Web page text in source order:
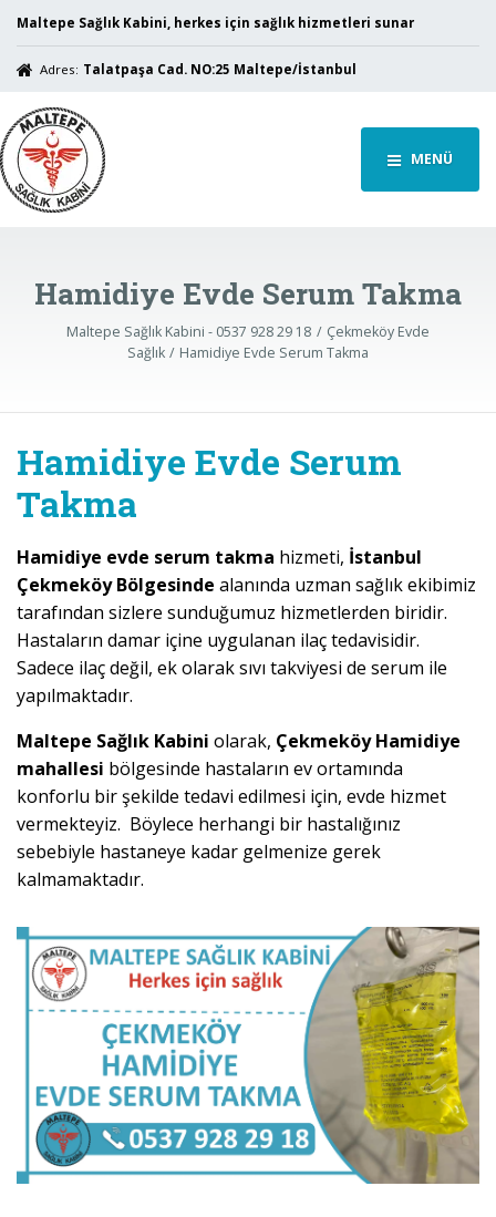
Maltepe Sağlık Kabini, herkes için sağlık hizmetleri sunar
Adres: Talatpaşa Cad. NO:25 Maltepe/İstanbul
MENÜ
Hamidiye Evde Serum Takma
Maltepe Sağlık Kabini - 0537 928 29 18
Çekmeköy Evde
Sağlık
Hamidiye Evde Serum Takma
Hamidiye Evde Serum
Takma
Hamidiye evde serum takma hizmeti, İstanbul
Çekmeköy Bölgesinde alanında uzman sağlık ekibimiz
tarafından sizlere sunduğumuz hizmetlerden biridir.
Hastaların damar içine uygulanan ilaç tedavisidir.
Sadece ilaç değil, ek olarak sıvı takviyesi de serum ile
yapılmaktadır.
Maltepe Sağlık Kabini olarak, Çekmeköy Hamidiye
mahallesi bölgesinde hastaların ev ortamında
konforlu bir şekilde tedavi edilmesi için, evde hizmet
vermekteyiz. Böylece herhangi bir hastalığınız
sebebiyle hastaneye kadar gelmenize gerek
kalmamaktadır.